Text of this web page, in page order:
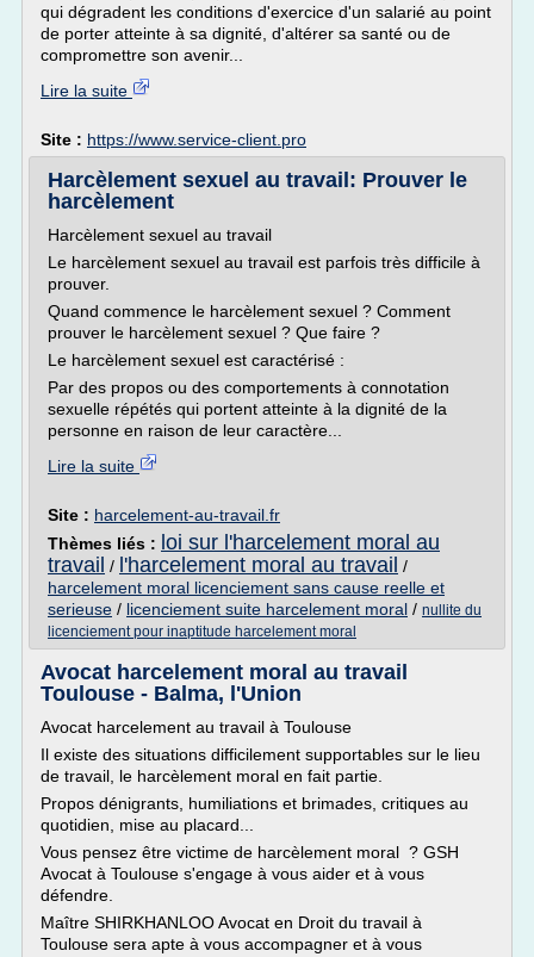
qui dégradent les conditions d'exercice d'un salarié au point
de porter atteinte à sa dignité, d'altérer sa santé ou de
compromettre son avenir...
Lire la suite
Site : https://www.service-client.pro
Harcèlement sexuel au travail: Prouver le
harcèlement
Harcèlement sexuel au travail
Le harcèlement sexuel au travail est parfois très difficile à
prouver.
Quand commence le harcèlement sexuel ? Comment
prouver le harcèlement sexuel ? Que faire ?
Le harcèlement sexuel est caractérisé :
Par des propos ou des comportements à connotation
sexuelle répétés qui portent atteinte à la dignité de la
personne en raison de leur caractère...
Lire la suite
Site : harcelement-au-travail.fr
Thèmes liés : loi sur l'harcelement moral au
travail / l'harcelement moral au travail /
harcelement moral licenciement sans cause reelle et
serieuse / licenciement suite harcelement moral / nullite du
licenciement pour inaptitude harcelement moral
Avocat harcelement moral au travail
Toulouse - Balma, l'Union
Avocat harcelement au travail à Toulouse
Il existe des situations difficilement supportables sur le lieu
de travail, le harcèlement moral en fait partie.
Propos dénigrants, humiliations et brimades, critiques au
quotidien, mise au placard...
Vous pensez être victime de harcèlement moral ? GSH
Avocat à Toulouse s'engage à vous aider et à vous
défendre.
Maître SHIRKHANLOO Avocat en Droit du travail à
Toulouse sera apte à vous accompagner et à vous